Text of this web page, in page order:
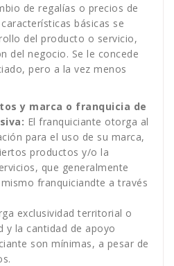
de regalías o precios de
básicas se
del producto o servicio,
del negocio. Se le concede
pero a la vez menos
y marca o franquicia de
El franquiciante otorga al
para el uso de su marca,
productos y/o la
que generalmente
franquiciandte a través
exclusividad territorial o
y la cantidad de apoyo
son mínimas, a pesar de